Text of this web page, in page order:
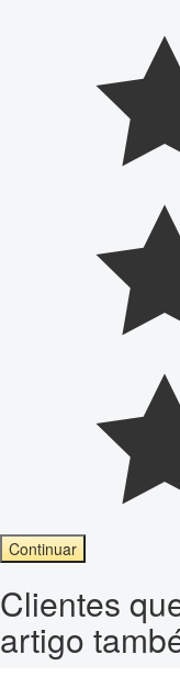
Continuar
Clientes
artigo